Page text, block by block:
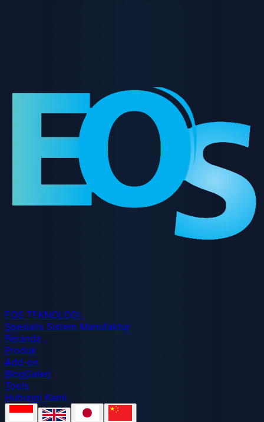
EOS TEKNOLOGI
Spesialis Sistem Manufaktur
Beranda
Produk
Add-on
BlogGaleri
Tools
Hubungi Kami